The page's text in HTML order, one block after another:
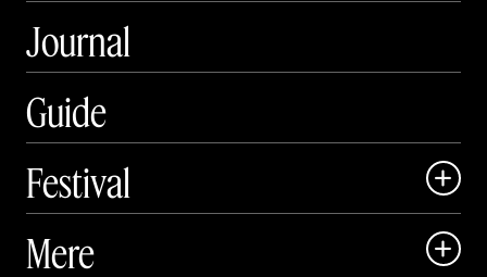
Journal
Guide
Festival

 Art Matter Festival
Mere 